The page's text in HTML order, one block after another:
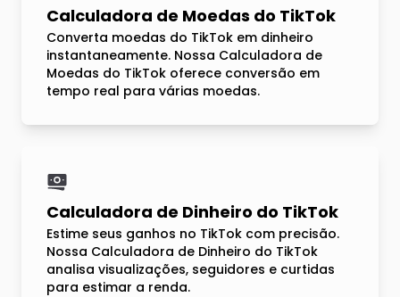
Calculadora de Moedas do TikTok
Converta moedas do TikTok em dinheiro
instantaneamente. Nossa Calculadora de
Moedas do TikTok oferece conversão em
tempo real para várias moedas.
Calculadora de Dinheiro do TikTok
Estime seus ganhos no TikTok com precisão.
Nossa Calculadora de Dinheiro do TikTok
analisa visualizações, seguidores e curtidas
para estimar a renda.